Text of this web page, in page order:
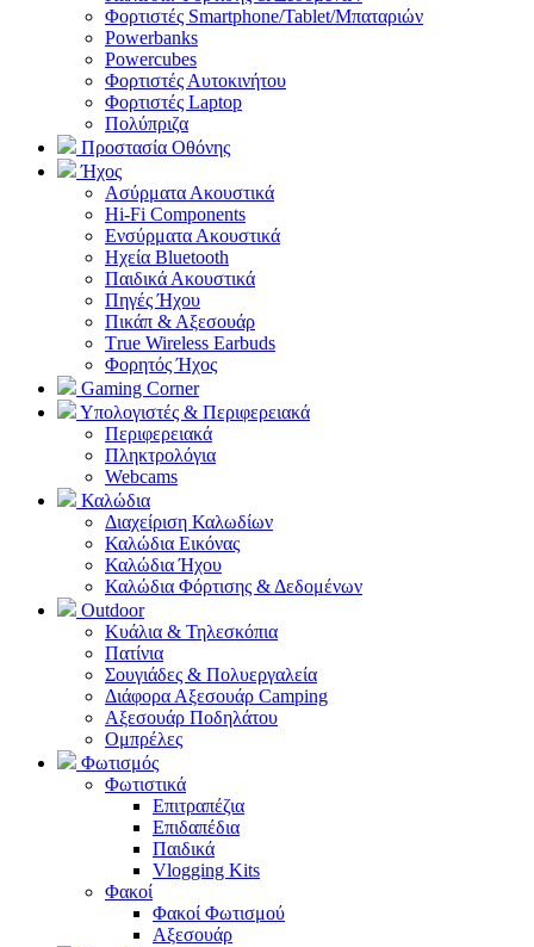
Φορτιστές Smartphone/Tablet/Μπαταριών
Powerbanks
Powercubes
Φορτιστές Αυτοκινήτου
Φορτιστές Laptop
Πολύπριζα
Προστασία Οθόνης
Ήχος
Ασύρματα Ακουστικά
Hi-Fi Components
Ενσύρματα Ακουστικά
Ηχεία Bluetooth
Παιδικά Ακουστικά
Πηγές Ήχου
Πικάπ & Αξεσουάρ
Τrue Wireless Earbuds
Φορητός Ήχος
Gaming Corner
Υπολογιστές & Περιφερειακά
Περιφερειακά
Πληκτρολόγια
Webcams
Καλώδια
Διαχείριση Καλωδίων
Καλώδια Εικόνας
Καλώδια Ήχου
Καλώδια Φόρτισης & Δεδομένων
Outdoor
Κυάλια & Τηλεσκόπια
Πατίνια
Σουγιάδες & Πολυεργαλεία
Διάφορα Αξεσουάρ Camping
Αξεσουάρ Ποδηλάτου
Ομπρέλες
Φωτισμός
Φωτιστικά
Επιτραπέζια
Επιδαπέδια
Παιδικά
Vlogging Kits
Φακοί
Φακοί Φωτισμού
Αξεσουάρ